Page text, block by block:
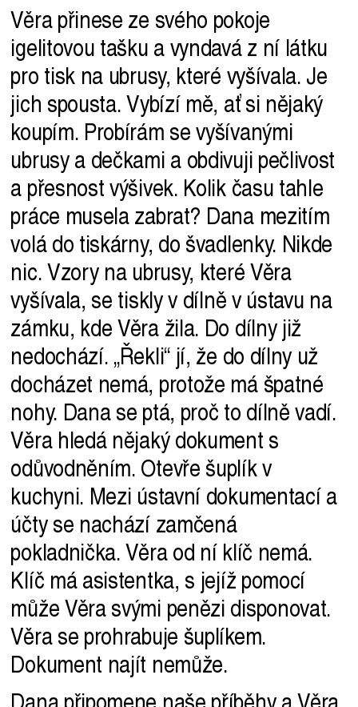
Věra přinese ze svého pokoje
igelitovou tašku a vyndavá z ní látku
pro tisk na ubrusy, které vyšívala. Je
jich spousta. Vybízí mě, ať si nějaký
koupím. Probírám se vyšívanými
ubrusy a dečkami a obdivuji pečlivost
a přesnost výšivek. Kolik času tahle
práce musela zabrat? Dana mezitím
volá do tiskárny, do švadlenky. Nikde
nic. Vzory na ubrusy, které Věra
vyšívala, se tiskly v dílně v ústavu na
zámku, kde Věra žila. Do dílny již
nedochází. „Řekli“ jí, že do dílny už
docházet nemá, protože má špatné
nohy. Dana se ptá, proč to dílně vadí.
Věra hledá nějaký dokument s
odůvodněním. Otevře šuplík v
kuchyni. Mezi ústavní dokumentací a
účty se nachází zamčená
pokladnička. Věra od ní klíč nemá.
Klíč má asistentka, s jejíž pomocí
může Věra svými penězi disponovat.
Věra se prohrabuje šuplíkem.
Dokument najít nemůže.